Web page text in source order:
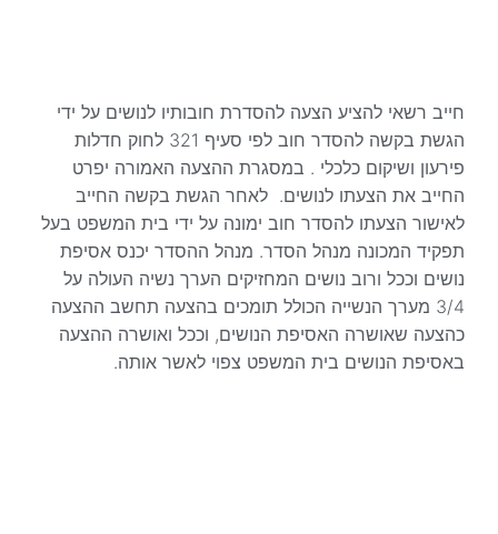
חייב רשאי להציע הצעה להסדרת חובותיו לנושים על ידי
הגשת בקשה להסדר חוב לפי סעיף 321 לחוק חדלות
פירעון ושיקום כלכלי . במסגרת ההצעה האמורה יפרט
החייב את הצעתו לנושים. לאחר הגשת בקשה החייב
לאישור הצעתו להסדר חוב ימונה על ידי בית המשפט בעל
תפקיד המכונה מנהל הסדר. מנהל ההסדר יכנס אסיפת
נושים וככל ורוב נושים המחזיקים הערך נשיה העולה על
3/4 מערך הנשייה הכולל תומכים בהצעה תחשב ההצעה
כהצעה שאושרה האסיפת הנושים, וככל ואושרה ההצעה
באסיפת הנושים בית המשפט צפוי לאשר אותה.